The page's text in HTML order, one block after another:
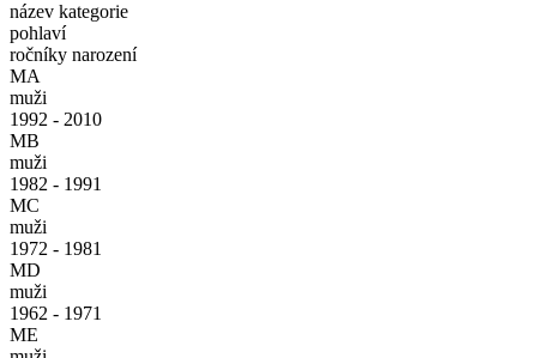
název kategorie
pohlaví
ročníky narození
MA
muži
1992 - 2010
MB
muži
1982 - 1991
MC
muži
1972 - 1981
MD
muži
1962 - 1971
ME